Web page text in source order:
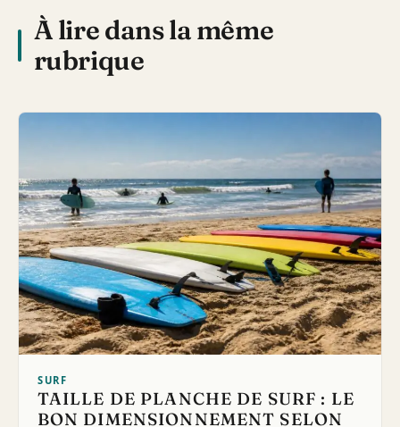
À lire dans la même
rubrique
SURF
TAILLE DE PLANCHE DE SURF : LE
BON DIMENSIONNEMENT SELON